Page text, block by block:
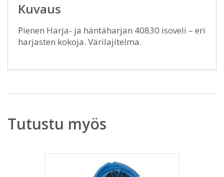
Kuvaus
Pienen Harja- ja häntäharjan 40830 isoveli – eri
harjasten kokoja. Värilajitelma.
Tutustu myös